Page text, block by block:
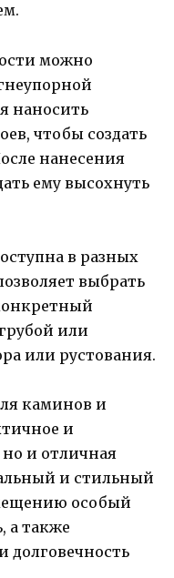
можно
наносить
чтобы создать
нанесения
ему высохнуть
в разных
выбрать
или
или рустования.
каминов и
и
и отличная
и стильный
особый
а также
долговечность